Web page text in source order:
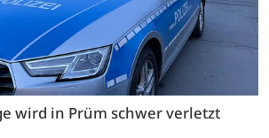
wird in Prüm schwer verletzt